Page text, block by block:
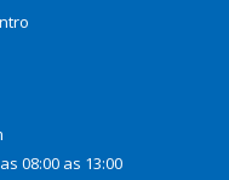
08:00 as 13:00